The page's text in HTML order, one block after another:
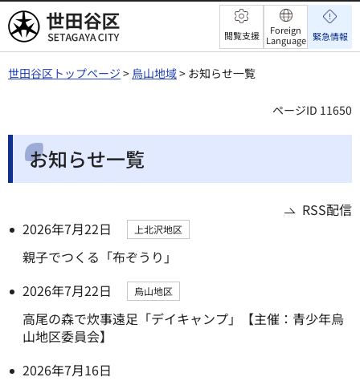
世田谷区 閲覧支援
Foreign
Language 緊急情報
世田谷区トップページ > 烏山地域> お知らせ一覧
ページID 11650
お知らせ一覧
RSS配信
2026年7月22日
上北沢地区
親子でつくる「布ぞうり」
2026年7月22日
烏山地区
高尾の森で炊事遠足「デイキャンプ」【主催：青少年烏
山地区委員会】
2026年7月16日